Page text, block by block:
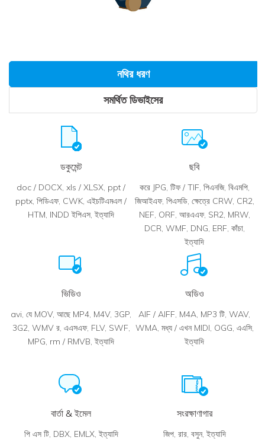
নথির ধরণ
সমর্থিত ডিভাইসের
ডকুমেন্ট
doc / DOCX, xls / XLSX, ppt /
pptx, পিডিএফ, CWK, এইচটিএমএল /
HTM, INDD ইপিএস, ইত্যাদি
ছবি
করে JPG, টিফ / TIF, পিএনজি, বিএমপি,
জিআইএফ, পিএসডি, ক্ষেত্রে CRW, CR2,
NEF, ORF, আরএএফ, SR2, MRW,
DCR, WMF, DNG, ERF, কাঁচা,
ইত্যাদি
ভিডিও
avi, যে MOV, আছে MP4, M4V, 3GP,
3G2, WMV র, এএসএফ, FLV, SWF,
MPG, rm / RMVB, ইত্যাদি
অডিও
AIF / AIFF, M4A, MP3 টি, WAV,
WMA, মধ্য / এখন MIDI, OGG, এএসি,
ইত্যাদি
বার্তা & ইমেল
পি এস টি, DBX, EMLX, ইত্যাদি
সংরক্ষাণাগার
জিপ, রার, বসুন, ইত্যাদি